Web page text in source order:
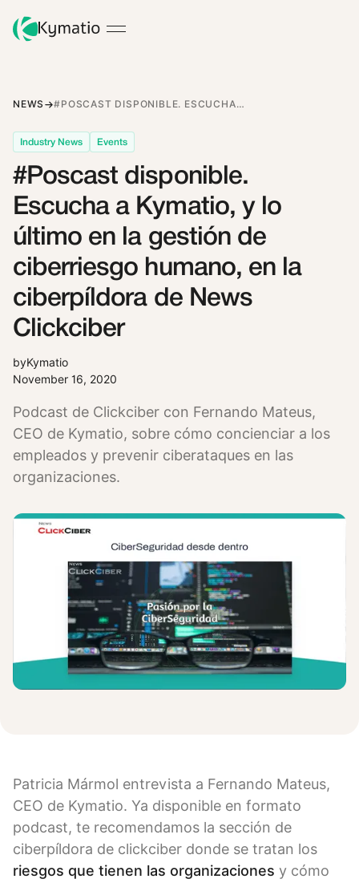
NEWS #POSCAST DISPONIBLE. ESCUCHA A KYMATIO, Y LO ÚLTIMO EN LA GESTIÓN DE CIBERRIESGO HUMANO, EN LA CIBERPÍLDORA DE NEWS CLICKCIBER
Industry News Events
#Poscast disponible.
Escucha a Kymatio, y lo
último en la gestión de
ciberriesgo humano, en la
ciberpíldora de News
Clickciber
byKymatio
November 16, 2020
Podcast de Clickciber con Fernando Mateus,
CEO de Kymatio, sobre cómo concienciar a los
empleados y prevenir ciberataques en las
organizaciones.
Patricia Mármol entrevista a Fernando Mateus,
CEO de Kymatio. Ya disponible en formato
podcast, te recomendamos la sección de
ciberpíldora de clickciber donde se tratan los
riesgos que tienen las organizaciones y cómo